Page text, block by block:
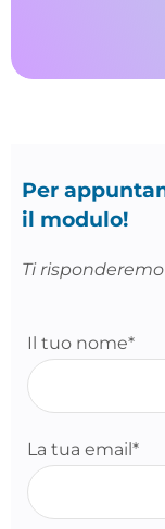
Per
il modulo!
Ti
Il tuo nome*
La tua email*